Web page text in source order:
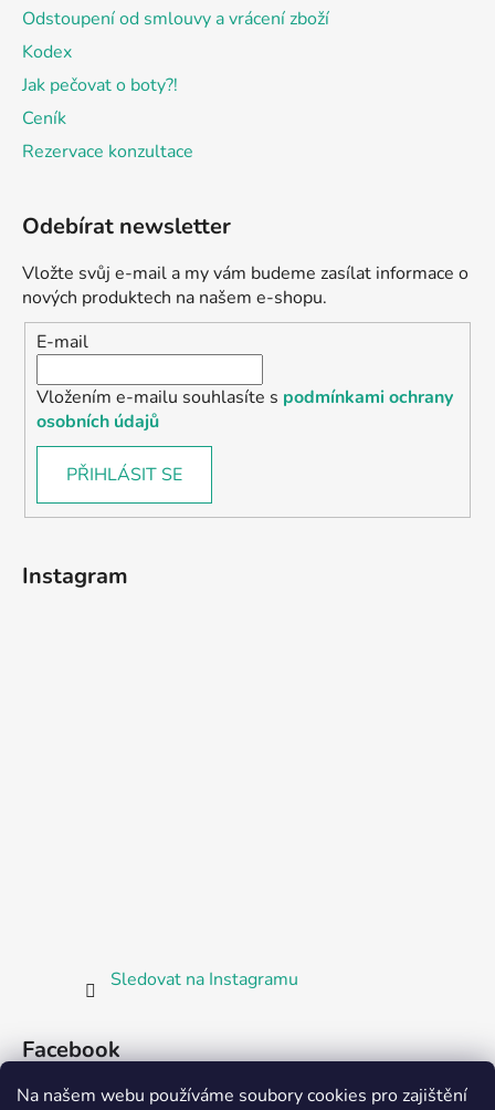
Na našem webu používáme soubory cookies pro zajištění
Odstoupení od smlouvy a vrácení zboží
Kodex
Jak pečovat o boty?!
Ceník
Rezervace konzultace
Odebírat newsletter
Vložte svůj e-mail a my vám budeme zasílat informace o
nových produktech na našem e-shopu.
E-mail
Vložením e-mailu souhlasíte s podmínkami ochrany
osobních údajů
PŘIHLÁSIT SE
Instagram
Sledovat na Instagramu
Facebook